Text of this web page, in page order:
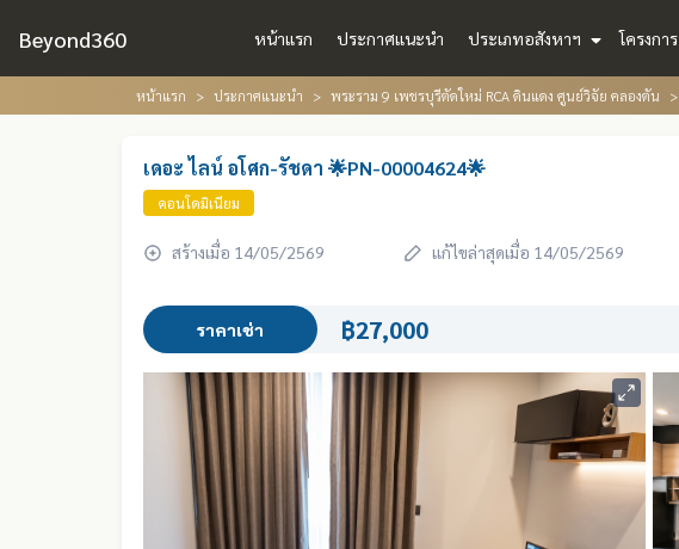
Beyond360 หน้าแรก ประกาศแนะนำ ประเภทอสังหาฯ โครงการ
หน้าแรก ประกาศแนะนำ พระราม 9 เพชรบุรีตัดใหม่ RCA ดินแดง ศูนย์วิจัย คลองตัน
เดอะ ไลน์ อโศก-รัชดา 🌟PN-00004624🌟
คอนโดมิเนียม
สร้างเมื่อ 14/05/2569 แก้ไขล่าสุดเมื่อ 14/05/2569
ราคาเช่า ฿27,000